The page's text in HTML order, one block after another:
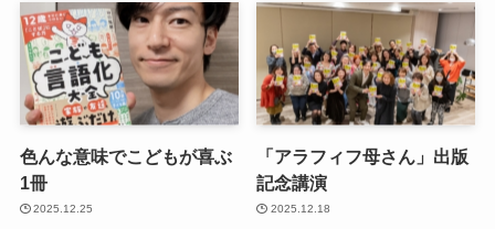
色んな意味でこどもが喜ぶ
1冊
2025.12.25
「アラフィフ母さん」出版
記念講演
2025.12.18